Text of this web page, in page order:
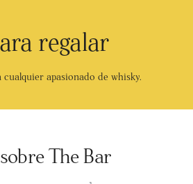
regalar
apasionado de whisky.
The Bar